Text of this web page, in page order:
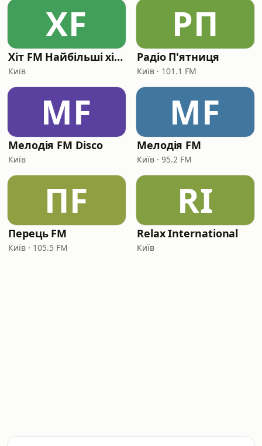
ХF
Хіт FM Найбільші хіти
Київ
РП
Радіо П'ятниця
Київ · 101.1 FM
МF
Мелодія FM Disco
Київ
МF
Мелодія FM
Київ · 95.2 FM
ПF
Перець FM
Київ · 105.5 FM
RI
Relax International
Київ